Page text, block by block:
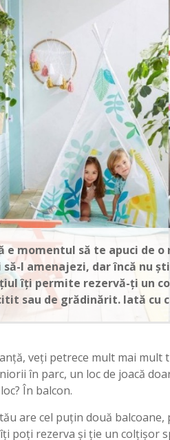
momentul să te apuci de o
l amenajezi, dar încă nu
îți permite rezervă-ți un
sau de grădinărit. Iată cu
veți petrece mult mai mult
în parc, un loc de joacă
În balcon.
are cel puțin două
poți rezerva și ție un colțișor